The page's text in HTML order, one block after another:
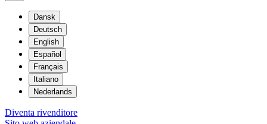
Dansk
Deutsch
English
Español
Français
Italiano
Nederlands
Diventa rivenditore